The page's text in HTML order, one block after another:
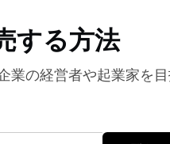
する方法
業の経営者や起業家を